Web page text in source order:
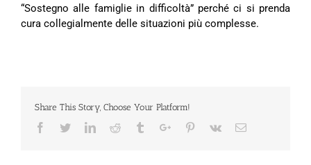
“Sostegno alle famiglie in difficoltà” perché ci si prenda
cura collegialmente delle situazioni più complesse.
Share This Story, Choose Your Platform!
Facebook
TwitterLinkedinReddit TumblrGoogle+Pinterest
Vk Email